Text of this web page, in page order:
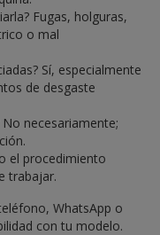
Fugas, holguras,
o mal
Sí, especialmente
de desgaste
necesariamente;
el procedimiento
trabajar.
WhatsApp o
con tu modelo.